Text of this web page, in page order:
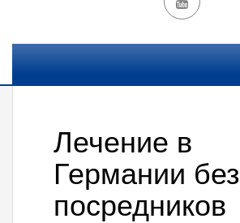
Лечение в
Германии без
посредников